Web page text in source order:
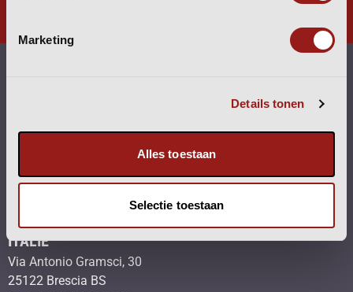
Marketing
Details tonen
Alles toestaan
Selectie toestaan
NEDERLAND
5375 AL Reek
+31 (0) 486 47 22 50
ITALIË
Via Antonio Gramsci, 30
25122 Brescia BS